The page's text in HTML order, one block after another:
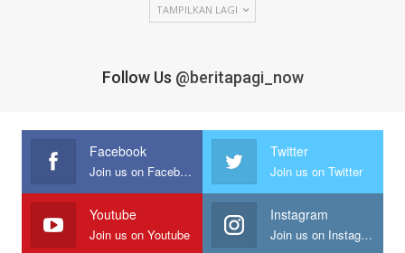
TAMPILKAN LAGI
Follow Us @beritapagi_now
Facebook
Join us on Facebook
Twitter
Join us on Twitter
Youtube
Join us on Youtube
Instagram
Join us on Instagram